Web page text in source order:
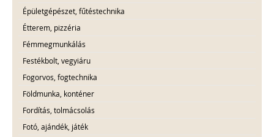
Épületgépészet, fűtéstechnika
Étterem, pizzéria
Fémmegmunkálás
Festékbolt, vegyiáru
Fogorvos, fogtechnika
Földmunka, konténer
Fordítás, tolmácsolás
Fotó, ajándék, játék